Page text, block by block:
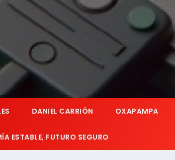
DANIEL CARRIÓN OXAPAMPA
ESTABLE, FUTURO SEGURO